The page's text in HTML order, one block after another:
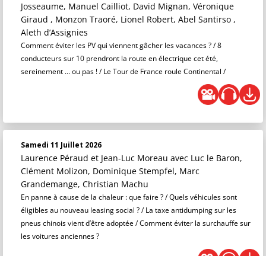
Josseaume, Manuel Cailliot, David Mignan, Véronique
Giraud , Monzon Traoré, Lionel Robert, Abel Santirso ,
Aleth d’Assignies
Comment éviter les PV qui viennent gâcher les vacances ? / 8
conducteurs sur 10 prendront la route en électrique cet été,
sereinement … ou pas ! / Le Tour de France roule Continental /
Samedi 11 Juillet 2026
Laurence Péraud et Jean-Luc Moreau avec Luc le Baron,
Clément Molizon, Dominique Stempfel, Marc
Grandemange, Christian Machu
En panne à cause de la chaleur : que faire ? / Quels véhicules sont
éligibles au nouveau leasing social ? / La taxe antidumping sur les
pneus chinois vient d’être adoptée / Comment éviter la surchauffe sur
les voitures anciennes ?